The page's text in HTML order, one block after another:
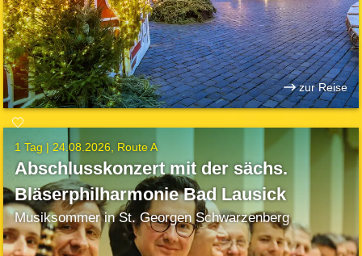
zur Reise
1 Tag | 24.08.2026 Route A
Abschlusskonzert mit der sächs.
Bläserphilharmonie Bad Lausick
Musiksommer in St. Georgen Schwarzenberg